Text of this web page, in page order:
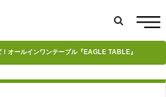
オールインワンテーブル『EAGLE TABLE』